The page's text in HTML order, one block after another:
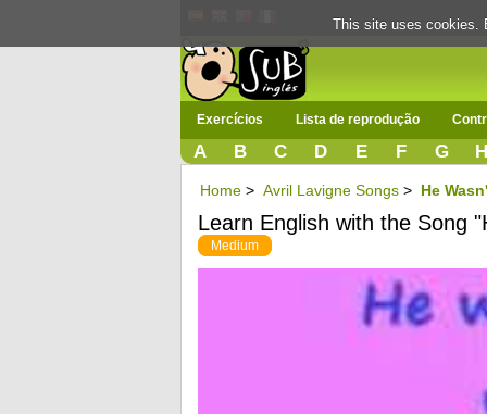
Exercícios Lista de reprodução
A B C D E F G
Home > Avril Lavigne Songs > He
Learn English with the Song
Medium
This site uses cookies.